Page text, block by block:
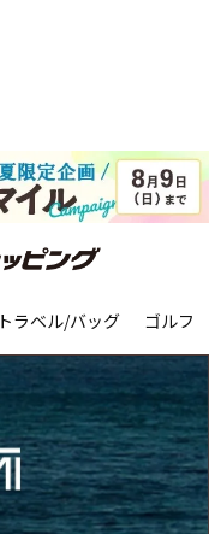
トラベル/バッグ ゴルフ